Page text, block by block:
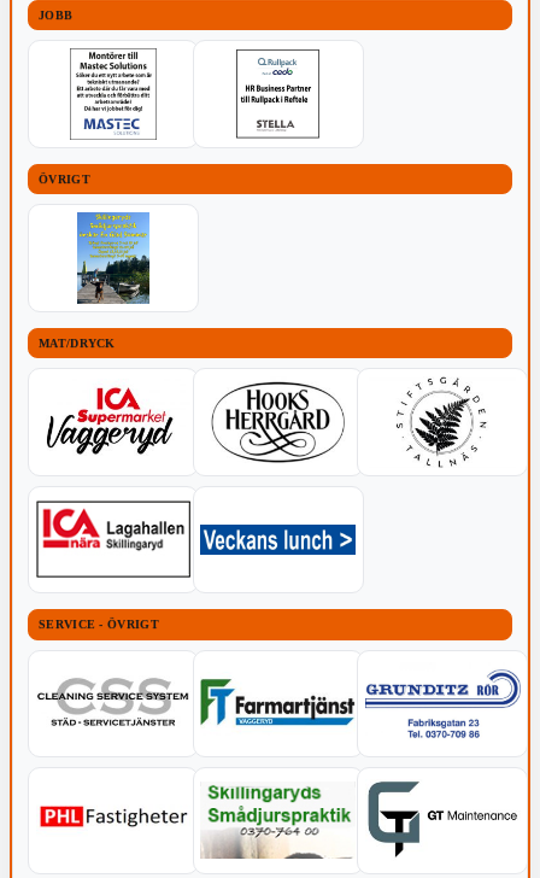
JOBB
ÖVRIGT
MAT/DRYCK
SERVICE - ÖVRIGT